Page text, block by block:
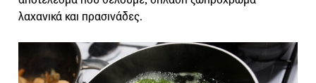
λαχανικά και πρασινάδες.